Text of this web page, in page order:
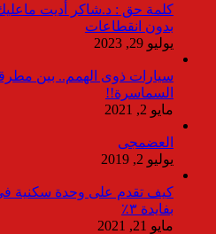
بدون انقطاعات
يوليو 29, 2023
سيارات ذوى الهمم.. بين
السماسرة!!
مايو 2, 2021
العضمجى
يوليو 2, 2019
كيف تقدم على وحدة سكنية فى
بفايدة ٣٪
مايو 21, 2021